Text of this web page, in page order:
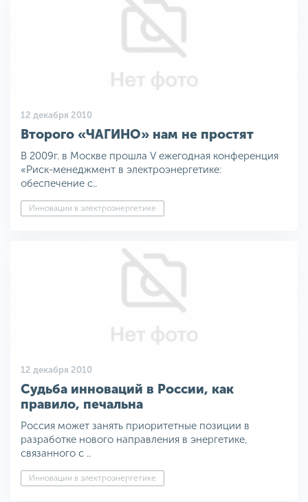
12 декабря 2010
Второго «ЧАГИНО» нам не простят
В 2009г. в Москве прошла V ежегодная конференция
«Риск-менеджмент в электроэнергетике:
обеспечение с..
Инновации в электроэнергетике
12 декабря 2010
Судьба инноваций в России, как
правило, печальна
Россия может занять приоритетные позиции в
разработке нового направления в энергетике,
связанного с ..
Инновации в электроэнергетике